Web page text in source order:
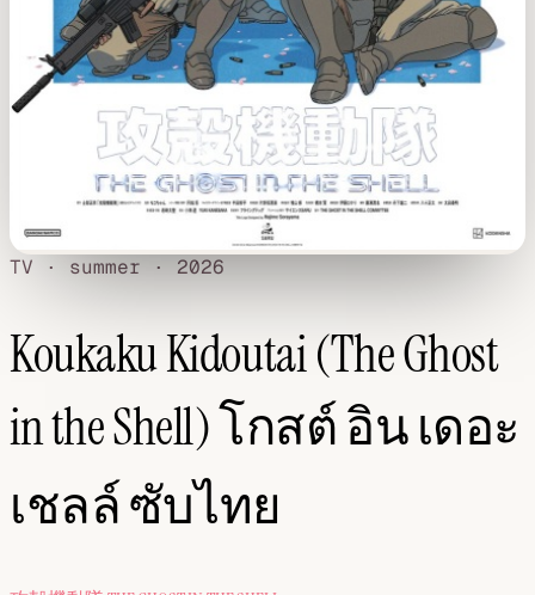
TV · summer · 2026
Koukaku Kidoutai (The Ghost
in the Shell) โกสต์ อิน เดอะ
เชลล์ ซับไทย